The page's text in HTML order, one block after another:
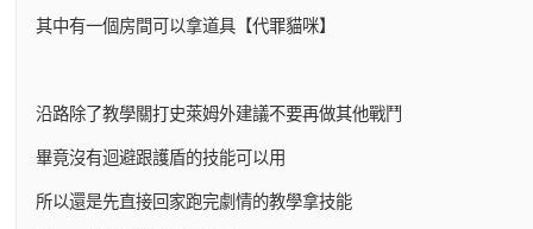
其中有一個房間可以拿道具【代罪貓咪】
沿路除了教學關打史萊姆外建議不要再做其他戰鬥
畢竟沒有迴避跟護盾的技能可以用
所以還是先直接回家跑完劇情的教學拿技能